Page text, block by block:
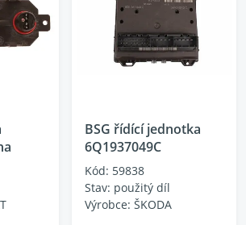
BSG řídící jednotka
6Q1937049C
Kód: 59838
Stav: použitý díl
Výrobce: ŠKODA